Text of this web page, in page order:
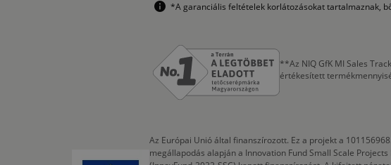
*A garanciális feltételek korlátozásokat tartalmaznak,
**Az NIQ GfK MI Sales
értékesített
Az Európai Unió által finanszírozott. Ez a projekt a
megállapodás alapján a Innovation Fund Small Scale